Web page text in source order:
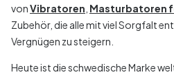
vonVibratoren Masturbatoren
Zubehör, die alle mit viel Sorgfalt
Vergnügen zu steigern.
Heute ist die schwedische Marke